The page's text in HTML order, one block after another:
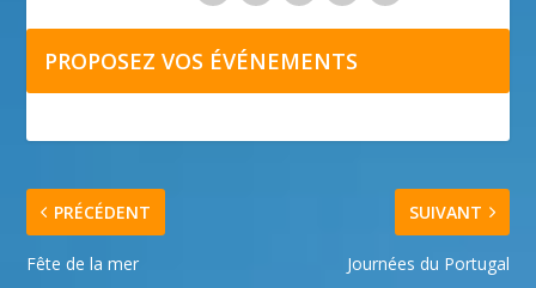
PROPOSEZ VOS ÉVÉNEMENTS
PRÉCÉDENT
Fête de la mer
SUIVANT
Journées du Portugal